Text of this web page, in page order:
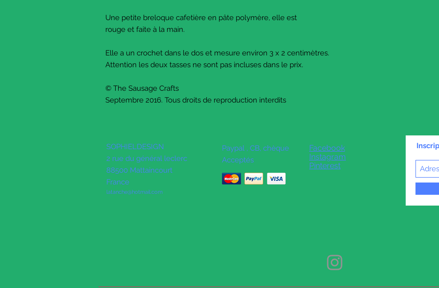
Une petite breloque cafetière en pâte polymère, elle est
rouge et faite à la main.
Elle a un crochet dans le dos et mesure environ 3 x 2 centimètres.
Attention les deux tasses ne sont pas incluses dans le prix.
© The Sausage Crafts
Septembre 2016. Tous droits de reproduction interdits
SOPHIELDESIGN
2 rue du général leclerc
88500 Mattaincourt
France
latanche@hotmail.com
Paypal , CB, chèque
Acceptés
Facebook
Instagram
Pinterest